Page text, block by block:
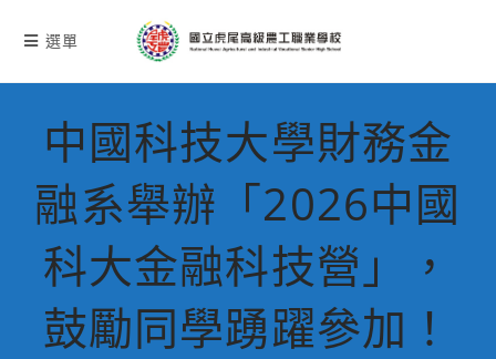
選單
中國科技大學財務金
融系舉辦「2026中國
科大金融科技營」，
鼓勵同學踴躍參加！